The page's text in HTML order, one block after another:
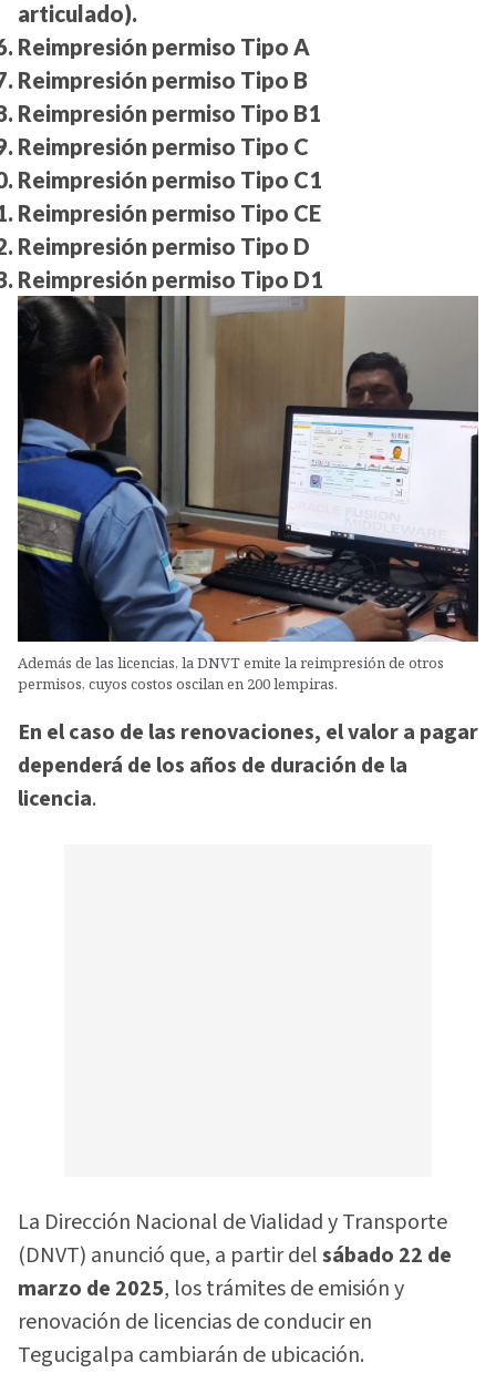
articulado).
Reimpresión permiso Tipo A
Reimpresión permiso Tipo B
Reimpresión permiso Tipo B1
Reimpresión permiso Tipo C
Reimpresión permiso Tipo C1
Reimpresión permiso Tipo CE
Reimpresión permiso Tipo D
Reimpresión permiso Tipo D1
Además de las licencias, la DNVT emite la reimpresión de otros
permisos, cuyos costos oscilan en 200 lempiras.
En el caso de las renovaciones, el valor a pagar
dependerá de los años de duración de la
licencia.
La Dirección Nacional de Vialidad y Transporte
(DNVT) anunció que, a partir delsábado 22 de
marzo de 2025, los trámites de emisión y
renovación de licencias de conducir en
Tegucigalpa cambiarán de ubicación.